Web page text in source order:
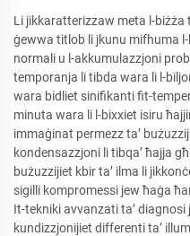
Li jikkaratterizzaw meta l-
ġewwa titlob li jkunu mifhuma
normali u l-akkumulazzjoni
temporanja li tibda wara li l-
wara bidliet sinifikanti fit-
minuta wara li l-bixxiet isiru
immaġinat permezz ta’
kondensazzjoni li tibqa’ ħajja
bużuzzijiet kbir ta’ ilma li
sigilli kompromessi jew ħaġa
It-tekniki avvanzati ta’
kundizzjonijiet differenti ta’